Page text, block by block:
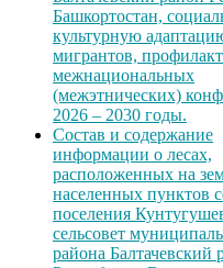
Башкортостан,
культурную
мигрантов,
межнациональных
(межэтнических)
2026 – 2030 годы.
Состав и содержание
информации о лесах,
расположенных на
населенных пунктов
поселения
сельсовет
района Балтачевский